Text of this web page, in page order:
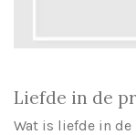
Liefde in de
Wat is liefde in